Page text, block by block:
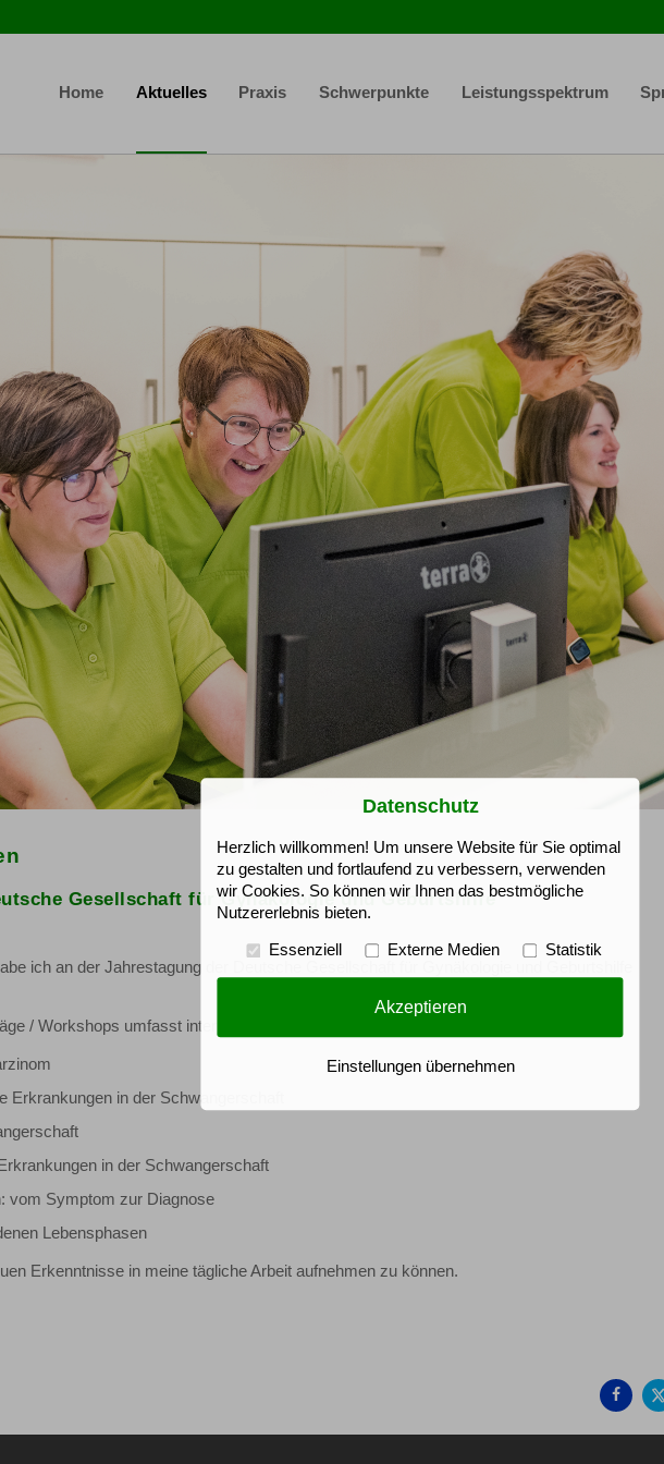
Home Aktuelles Praxis Schwerpunkte Leistungsspektrum
Gesellschaft für Gynäkologie und Geburtshilfe
ich an der Jahrestagung der Deutsche Gesellschaft für Gynäkologie und Geburtshilfe
/ Workshops umfasst interessante neue Erkenntnisse:
Erkrankungen in der Schwangerschaft
in der Schwangerschaft
vom Symptom zur Diagnose
Lebensphasen
Erkenntnisse in meine tägliche Arbeit aufnehmen zu können.
Datenschutz
Herzlich willkommen! Um unsere Website für Sie optimal
zu gestalten und fortlaufend zu verbessern, verwenden
wir Cookies. So können wir Ihnen das bestmögliche
Nutzererlebnis bieten.
Essenziell Externe Medien Statistik
Akzeptieren
Einstellungen übernehmen